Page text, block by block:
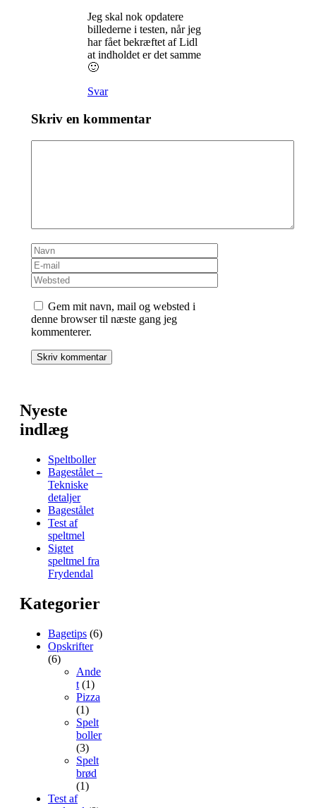
Jeg skal nok opdatere
billederne i testen, når jeg
har fået bekræftet af Lidl
at indholdet er det samme
🙂
Svar
Skriv en kommentar
Navn
E-
mail
Websted
Gem mit navn, mail og websted i
denne browser til næste gang jeg
kommenterer.
Nyeste
indlæg
Speltboller
Bagestålet –
Tekniske
detaljer
Bagestålet
Test af
speltmel
Sigtet
speltmel fra
Frydendal
Kategorier
Bagetips (6)
Opskrifter
(6)
Ande
t (1)
Pizza
(1)
Spelt
boller
(3)
Spelt
brød
(1)
Test af